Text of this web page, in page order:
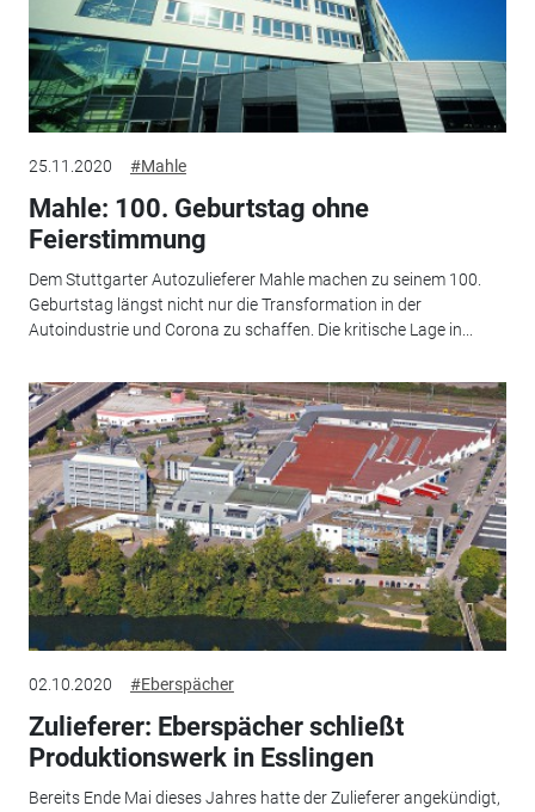
25.11.2020 #Mahle
Mahle: 100. Geburtstag ohne
Feierstimmung
Dem Stuttgarter Autozulieferer Mahle machen zu seinem 100.
Geburtstag längst nicht nur die Transformation in der
Autoindustrie und Corona zu schaffen. Die kritische Lage in...
02.10.2020 #Eberspächer
Zulieferer: Eberspächer schließt
Produktionswerk in Esslingen
Bereits Ende Mai dieses Jahres hatte der Zulieferer angekündigt,